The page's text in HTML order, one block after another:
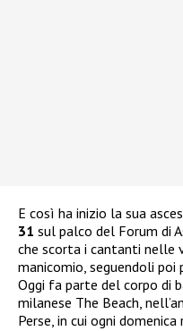
E così ha inizio la sua
31 sul palco del Forum di
che scorta i cantanti nelle
manicomio, seguendoli
Oggi fa parte del corpo di
milanese The Beach,
Perse, in cui ogni